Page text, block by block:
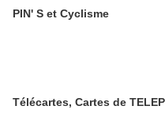
PIN' S et Cyclisme
Télécartes, Cartes de